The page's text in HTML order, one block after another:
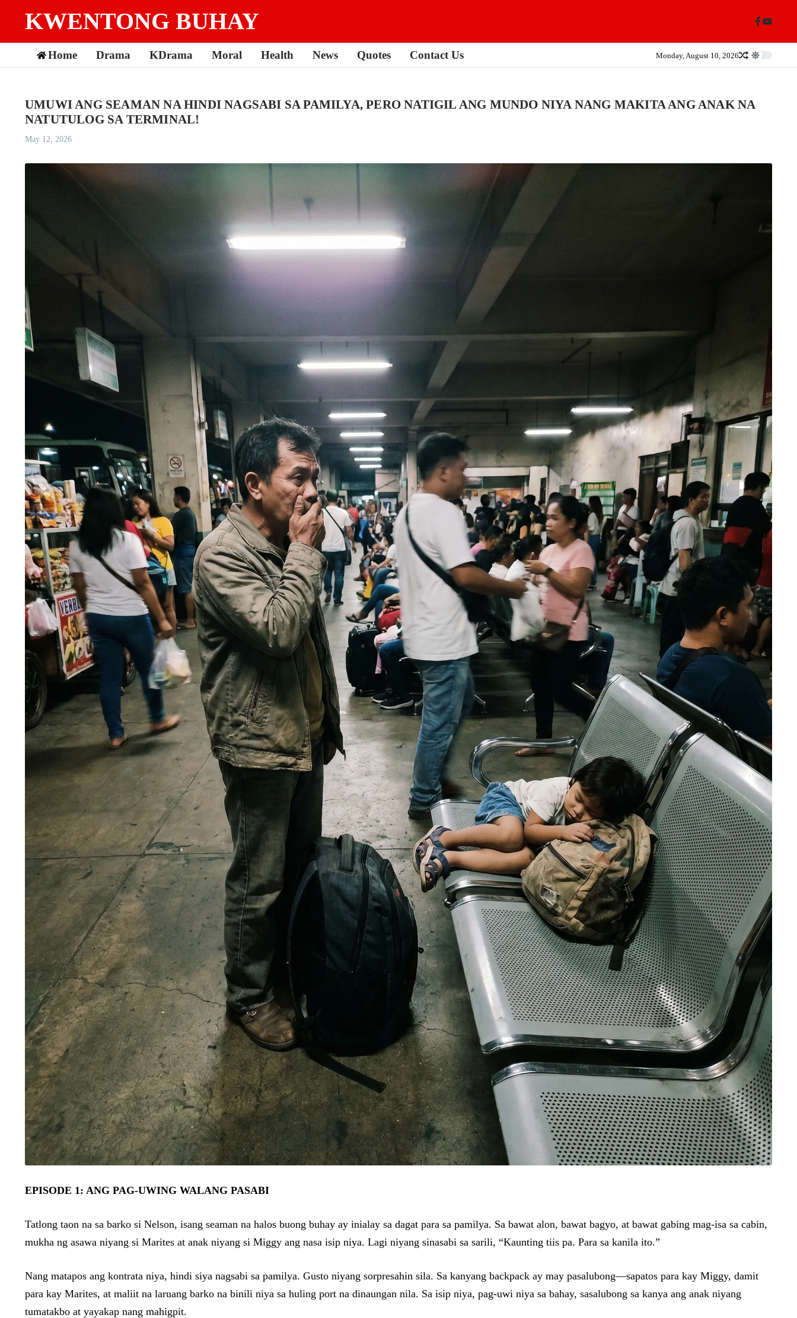
KWENTONG BUHAY
Home Drama KDrama Moral Health News Quotes Contact Us Monday, August 10, 2026
UMUWI ANG SEAMAN NA HINDI NAGSABI SA PAMILYA, PERO NATIGIL ANG MUNDO NIYA NANG MAKITA ANG ANAK NA
NATUTULOG SA TERMINAL!
May 12, 2026
EPISODE 1: ANG PAG-UWING WALANG PASABI
Tatlong taon na sa barko si Nelson, isang seaman na halos buong buhay ay inialay sa dagat para sa pamilya. Sa bawat alon, bawat bagyo, at bawat gabing mag-isa sa cabin,
mukha ng asawa niyang si Marites at anak niyang si Miggy ang nasa isip niya. Lagi niyang sinasabi sa sarili, “Kaunting tiis pa. Para sa kanila ito.”
Nang matapos ang kontrata niya, hindi siya nagsabi sa pamilya. Gusto niyang sorpresahin sila. Sa kanyang backpack ay may pasalubong—sapatos para kay Miggy, damit
para kay Marites, at maliit na laruang barko na binili niya sa huling port na dinaungan nila. Sa isip niya, pag-uwi niya sa bahay, sasalubong sa kanya ang anak niyang
tumatakbo at yayakap nang mahigpit.